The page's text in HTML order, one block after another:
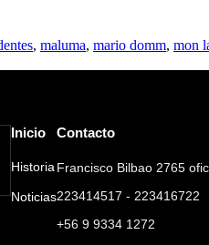
, maluma, mario domm, mon
Inicio
Historia
Noticias
Contacto
Francisco Bilbao 2765
223414517 - 223416722
+56 9 9334 1272